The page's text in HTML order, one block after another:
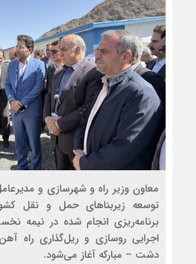
معاون وزیر راه و شهرسازی و
توسعه زیربناهای حمل و نقل
برنامه‌ریزی انجام شده در نیمه
اجرایی روسازی و ریل‌گذاری راه
دشت – مبارکه آغاز می‌شود.